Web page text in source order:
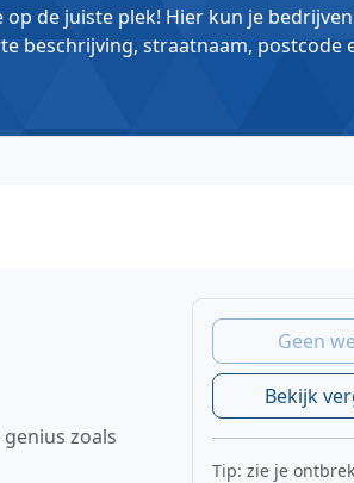
de juiste plek! Hier kun je
beschrijving, straatnaam, postcode
zoals
Geen
Bekijk
Tip: zie je